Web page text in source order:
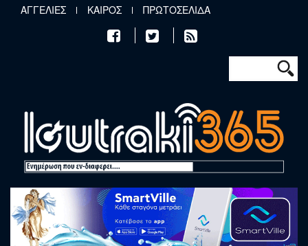
Παράκαμψη προς το κυρίως περιεχόμενο
ΑΓΓΕΛΙΕΣ ΚΑΙΡΟΣ ΠΡΩΤΟΣΕΛΙΔΑ
Φόρμα
Αναζήτηση